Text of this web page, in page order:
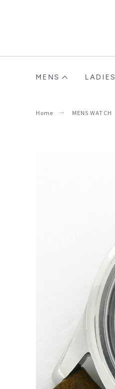
MENS LADIES
Home MENS WATCH